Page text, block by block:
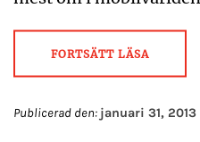
FORTSÄTT LÄSA
Publicerad den: januari 31, 2013